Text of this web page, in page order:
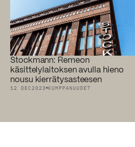
Stockmann: Remeon
käsittelylaitoksen avulla hieno
nousu kierrätysasteesen
12 DEC 2023 KUMPPANUUDET